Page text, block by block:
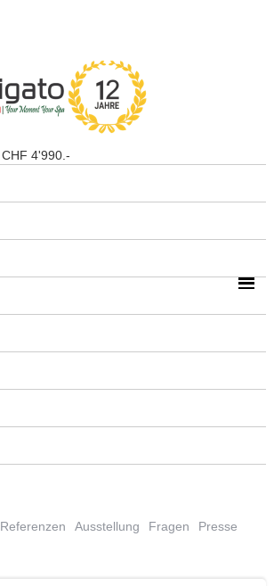
Referenzen Ausstellung Fragen
Presse